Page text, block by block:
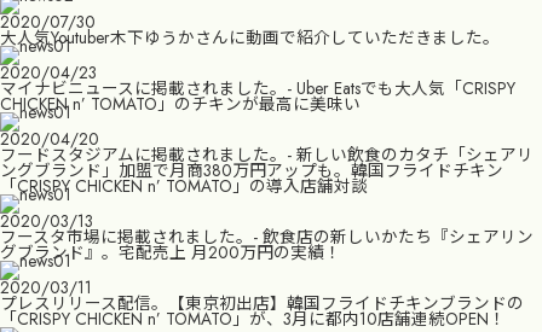
2020/07/30
大人気Youtuber木下ゆうかさんに動画で紹介していただきました。
2020/04/23
マイナビニュースに掲載されました。- Uber Eatsでも大人気「CRISPY
CHICKEN n’ TOMATO」のチキンが最高に美味い
2020/04/20
フードスタジアムに掲載されました。- 新しい飲食のカタチ「シェアリ
ングブランド」加盟で月商380万円アップも。韓国フライドチキン
「CRISPY CHICKEN n’ TOMATO」の導入店舗対談
2020/03/13
フースタ市場に掲載されました。- 飲食店の新しいかたち『シェアリン
グブランド』。宅配売上 月200万円の実績！
2020/03/11
プレスリリース配信。【東京初出店】韓国フライドチキンブランドの
「CRISPY CHICKEN n’ TOMATO」が、3月に都内10店舗連続OPEN！